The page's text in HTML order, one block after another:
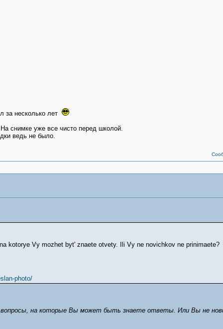
за несколько лет
снимке уже все чисто перед школой.
ведь не было.
kotorye Vy mozhet byt' znaete otvety. Ili Vy ne novichkov ne prinimaete?
photo/
на которые Вы может быть знаете ответы. Или Вы не